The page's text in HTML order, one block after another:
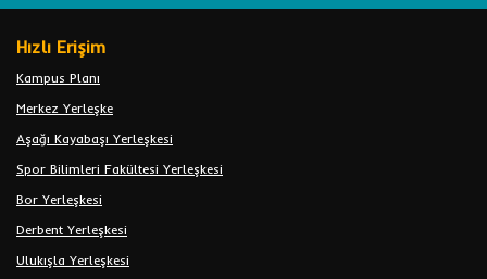
Hızlı Erişim
Kampus Planı
Merkez Yerleşke
Aşağı Kayabaşı Yerleşkesi
Spor Bilimleri Fakültesi Yerleşkesi
Bor Yerleşkesi
Derbent Yerleşkesi
Ulukışla Yerleşkesi